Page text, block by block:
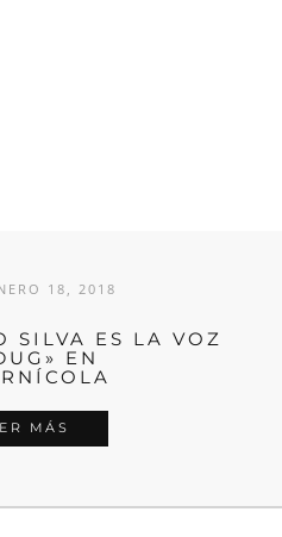
18, 2018
SILVA ES LA VOZ
EN
MÁS